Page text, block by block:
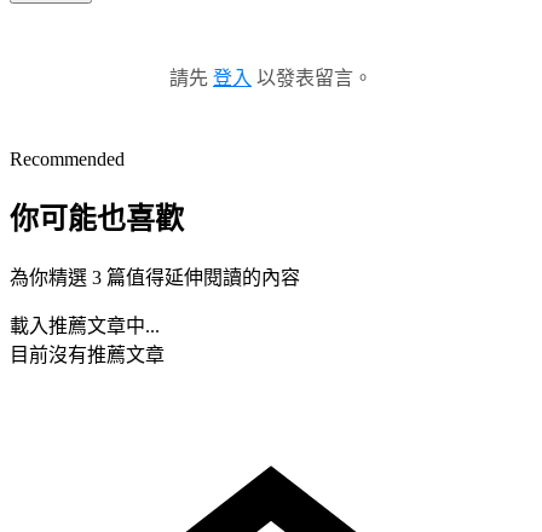
請先 登入 以發表留言。
Recommended
你可能也喜歡
為你精選 3 篇值得延伸閱讀的內容
載入推薦文章中...
目前沒有推薦文章